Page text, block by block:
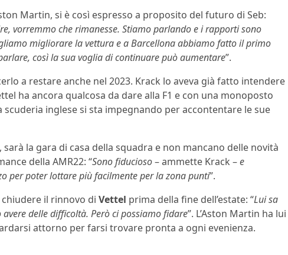
Martin, si è così espresso a proposito del futuro di Seb:
vorremmo che rimanesse. Stiamo parlando e i rapporti sono
migliorare la vettura e a Barcellona abbiamo fatto il primo
così la sua voglia di continuare può aumentare”.
a restare anche nel 2023. Krack lo aveva già fatto intendere
ha ancora qualcosa da dare alla F1 e con una monoposto
inglese si sta impegnando per accontentare le sue
, sarà la gara di casa della squadra e non mancano delle novità
della AMR22: “Sono fiducioso– ammette Krack –e
per poter lottare più facilmente per la zona punti”.
il rinnovo di Vettel prima della fine dell’estate: “Lui sa
delle difficoltà. Però ci possiamo fidare”. L’Aston Martin ha lui
attorno per farsi trovare pronta a ogni evenienza.